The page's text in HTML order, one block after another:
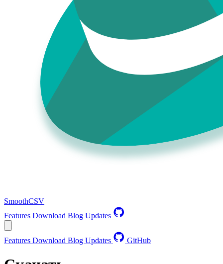
SmoothCSV
Features Download Blog Updates
Features Download Blog Updates GitHub